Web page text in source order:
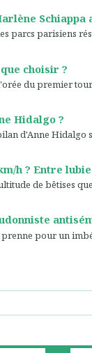
Schiappa
parcs parisiens
choisir ?
du premier tour
Hidalgo ?
d'Anne Hidalgo
h ? Entre
de bêtises
pour un